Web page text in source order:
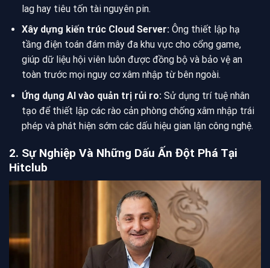
lag hay tiêu tốn tài nguyên pin.
Xây dựng kiến trúc Cloud Server:Ông thiết lập hạ
tầng điện toán đám mây đa khu vực cho cổng game,
giúp dữ liệu hội viên luôn được đồng bộ và bảo vệ an
toàn trước mọi nguy cơ xâm nhập từ bên ngoài.
Ứng dụng AI vào quản trị rủi ro:Sử dụng trí tuệ nhân
tạo để thiết lập các rào cản phòng chống xâm nhập trái
phép và phát hiện sớm các dấu hiệu gian lận công nghệ.
2. Sự Nghiệp Và Những Dấu Ấn Đột Phá Tại
Hitclub